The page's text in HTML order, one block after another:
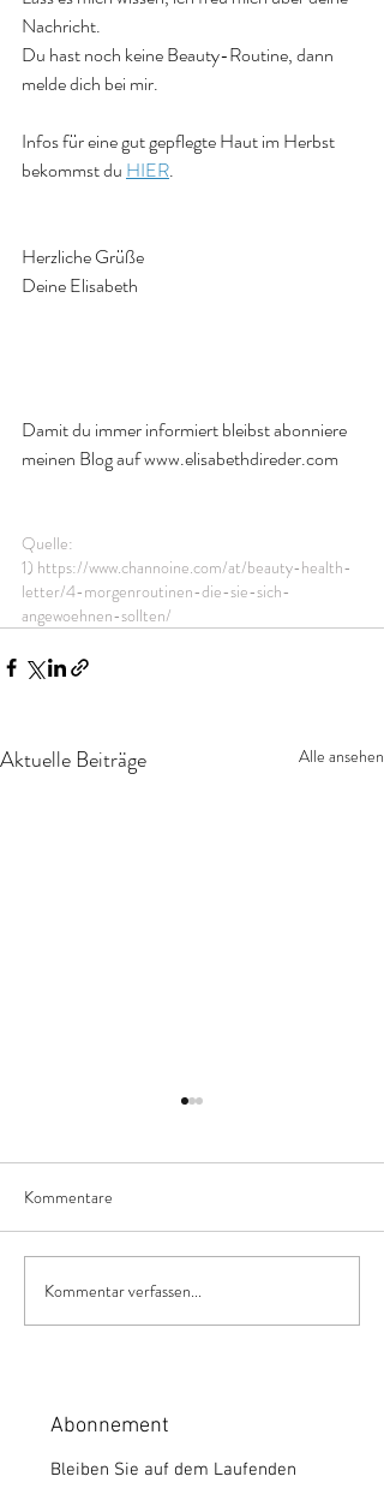
Nachricht.
Du hast noch keine Beauty-Routine, dann
melde dich bei mir.
Infos für eine gut gepflegte Haut im Herbst
bekommst du HIER.
Herzliche Grüße
Deine Elisabeth
Damit du immer informiert bleibst abonniere
meinen Blog auf www.elisabethdireder.com
Quelle:
1) https://www.channoine.com/at/beauty-health-
letter/4-morgenroutinen-die-sie-sich-
angewoehnen-sollten/
Aktuelle Beiträge Alle ansehen
Welchen Einfluss hat die
Leber auf unsere Gesundheit?
Kommentare
Kommentar verfassen...
Abonnement
Bleiben Sie auf dem Laufenden